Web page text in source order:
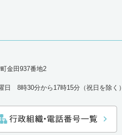
金田937番地2
日 8時30分から17時15分（祝日を除く）